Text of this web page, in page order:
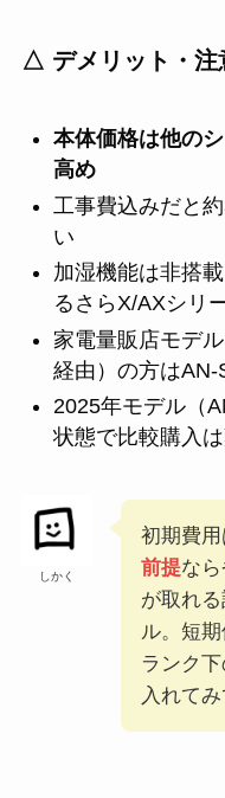
△ デメリット・注
本体価格は他の
高め
工事費込みだと
い
加湿機能は非搭
るさらX/AXシリ
家電量販店モデ
経由）の方はAN-
2025年モデル（
状態で比較購入
しかく
初期費用
前提な
が取れ
ル。短
ランク
入れてみ